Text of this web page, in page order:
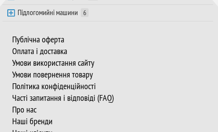
Підлогомийні машини 6
Публічна оферта
Оплата і доставка
Умови використання сайту
Умови повернення товару
Політика конфіденційності
Часті запитання і відповіді (FAQ)
Про нас
Наші бренди